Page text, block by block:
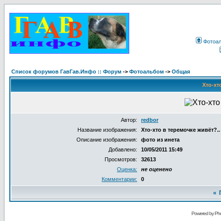
Список форумов ГавГав.Инфо :: Форум -> Фотоальбом -> Общая
Хто-
Автор:
redbor
Название изображения:
Хто-хто в теремочке живёт?..
Описание изображения:
фото из инета
Добавлено:
10/05/2011 15:49
Просмотров:
32613
Оценка:
не оценено
Комментарии:
0
«
Powered by